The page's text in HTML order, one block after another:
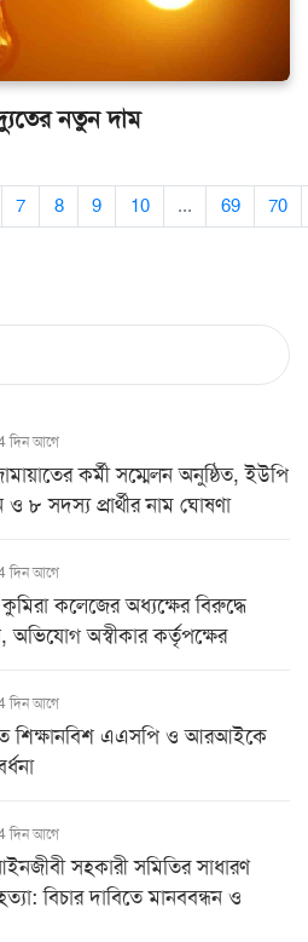
নতুন দাম
7 8 9 10 ... 69 70
দিন আগে
কর্মী সম্মেলন অনুষ্ঠিত, ইউপি
ও ৮ সদস্য প্রার্থীর নাম ঘোষণা
দিন আগে
কুমিরা কলেজের অধ্যক্ষের বিরুদ্ধে
অভিযোগ অস্বীকার কর্তৃপক্ষের
দিন আগে
শিক্ষানবিশ এএসপি ও আরআইকে
দিন আগে
সহকারী সমিতির সাধারণ
বিচার দাবিতে মানববন্ধন ও